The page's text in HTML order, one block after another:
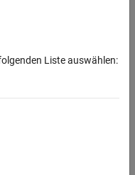
Liste auswählen: